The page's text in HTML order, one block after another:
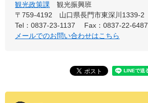
観光政策課
観光振興班
〒759-4192
山口県長門市東深川1339-2
Tel：0837-23-1137
Fax：0837-22-6487
メールでのお問い合わせはこちら